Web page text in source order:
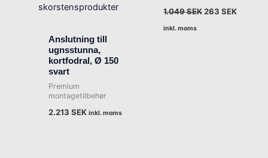
Anslutning till
ugnsstunna,
kortfodral, Ø 150
svart
Premium
montagetilbehør
2.213SEK inkl. moms
1.049SEK263SEK
inkl. moms